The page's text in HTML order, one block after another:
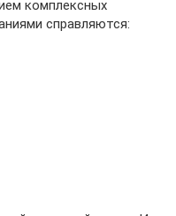
комплексных
справляются: